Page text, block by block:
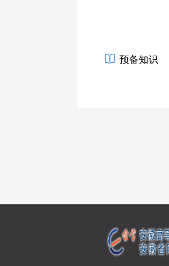
预备知识